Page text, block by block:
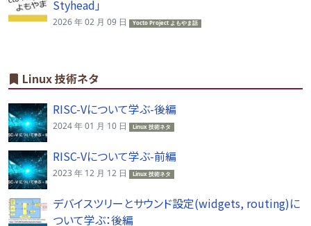
Styhead」
2026 年 02 月 09 日 Yocto Project よもやま話
Linux 技術ネタ
RISC-Vについて学ぶ-後編
2024 年 01 月 10 日 Linux 技術ネタ
RISC-Vについて学ぶ-前編
2023 年 12 月 12 日 Linux 技術ネタ
デバイスツリーとサウンド設定(widgets, routing)に
ついて学ぶ：後編